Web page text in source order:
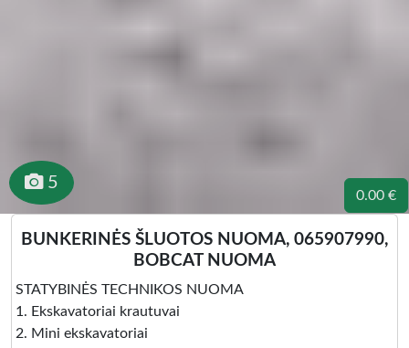
0.00 €
5
BUNKERINĖS ŠLUOTOS NUOMA, 065907990,
BOBCAT NUOMA
STATYBINĖS TECHNIKOS NUOMA
1. Ekskavatoriai krautuvai
2. Mini ekskavatoriai